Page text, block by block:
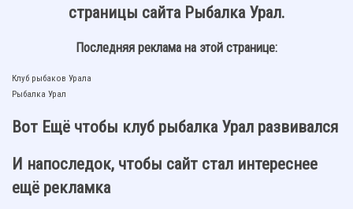
страницы сайта Рыбалка Урал.
Последняя реклама на этой странице:
Клуб рыбаков Урала
Рыбалка Урал
Вот Ещё чтобы клуб рыбалка Урал развивался
И напоследок, чтобы сайт стал интереснее
ещё рекламка